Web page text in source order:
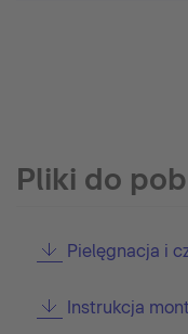
Pliki do
Pielęgnacja i
Instrukcja